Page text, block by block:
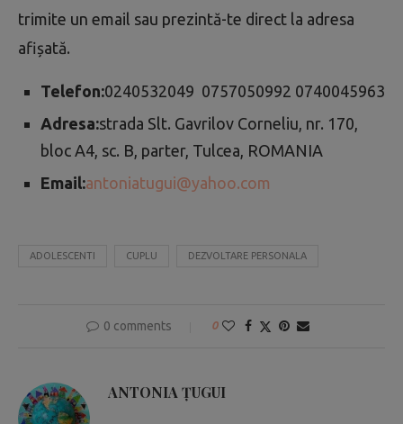
trimite un email sau prezintă-te direct la adresa
afișată.
Telefon:0240532049 0757050992 0740045963
Adresa:strada Slt. Gavrilov Corneliu, nr. 170,
bloc A4, sc. B, parter, Tulcea, ROMANIA
Email:antoniatugui@yahoo.com
ADOLESCENTI CUPLU DEZVOLTARE PERSONALA
0 comments 0
ANTONIA ŢUGUI